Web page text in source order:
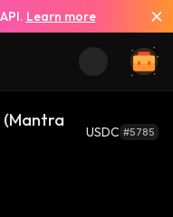
Learn more
(Mantra
USDC #5785